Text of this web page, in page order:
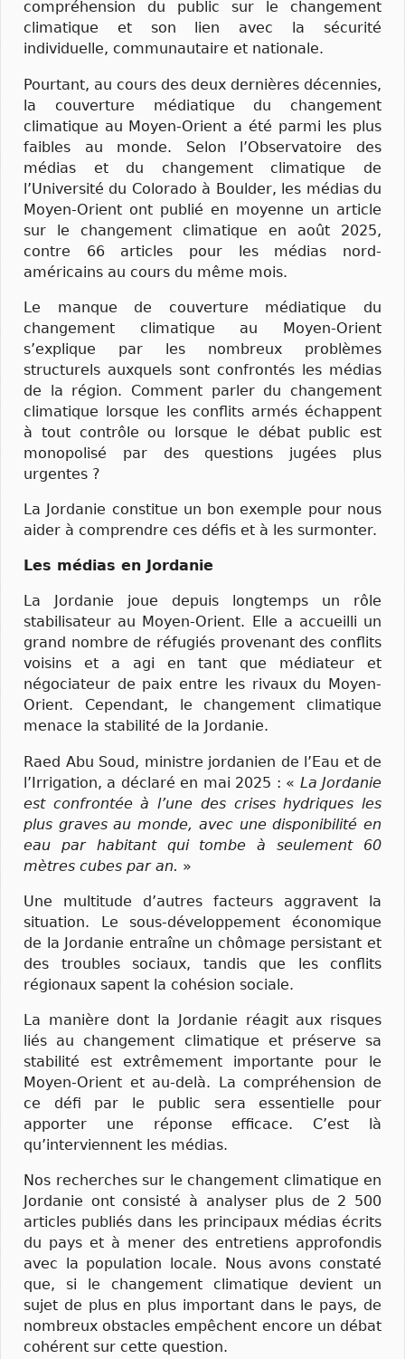
compréhension du public sur le changement
climatique et son lien avec la sécurité
individuelle, communautaire et nationale.
Pourtant, au cours des deux dernières décennies,
la couverture médiatique du changement
climatique au Moyen-Orient a été parmi les plus
faibles au monde. Selon l’Observatoire des
médias et du changement climatique de
l’Université du Colorado à Boulder, les médias du
Moyen-Orient ont publié en moyenne un article
sur le changement climatique en août 2025,
contre 66 articles pour les médias nord-
américains au cours du même mois.
Le manque de couverture médiatique du
changement climatique au Moyen-Orient
s’explique par les nombreux problèmes
structurels auxquels sont confrontés les médias
de la région. Comment parler du changement
climatique lorsque les conflits armés échappent
à tout contrôle ou lorsque le débat public est
monopolisé par des questions jugées plus
urgentes ?
La Jordanie constitue un bon exemple pour nous
aider à comprendre ces défis et à les surmonter.
Les médias en Jordanie
La Jordanie joue depuis longtemps un rôle
stabilisateur au Moyen-Orient. Elle a accueilli un
grand nombre de réfugiés provenant des conflits
voisins et a agi en tant que médiateur et
négociateur de paix entre les rivaux du Moyen-
Orient. Cependant, le changement climatique
menace la stabilité de la Jordanie.
Raed Abu Soud, ministre jordanien de l’Eau et de
l’Irrigation, a déclaré en mai 2025 : « La Jordanie
est confrontée à l’une des crises hydriques les
plus graves au monde, avec une disponibilité en
eau par habitant qui tombe à seulement 60
mètres cubes par an. »
Une multitude d’autres facteurs aggravent la
situation. Le sous-développement économique
de la Jordanie entraîne un chômage persistant et
des troubles sociaux, tandis que les conflits
régionaux sapent la cohésion sociale.
La manière dont la Jordanie réagit aux risques
liés au changement climatique et préserve sa
stabilité est extrêmement importante pour le
Moyen-Orient et au-delà. La compréhension de
ce défi par le public sera essentielle pour
apporter une réponse efficace. C’est là
qu’interviennent les médias.
Nos recherches sur le changement climatique en
Jordanie ont consisté à analyser plus de 2 500
articles publiés dans les principaux médias écrits
du pays et à mener des entretiens approfondis
avec la population locale. Nous avons constaté
que, si le changement climatique devient un
sujet de plus en plus important dans le pays, de
nombreux obstacles empêchent encore un débat
cohérent sur cette question.